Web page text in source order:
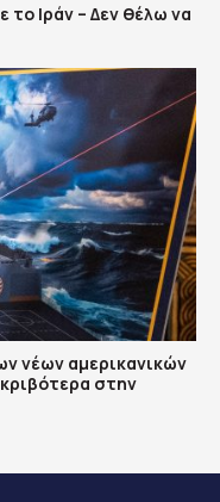
Ιράν – Δεν θέλω να
νέων αμερικανικών
στην